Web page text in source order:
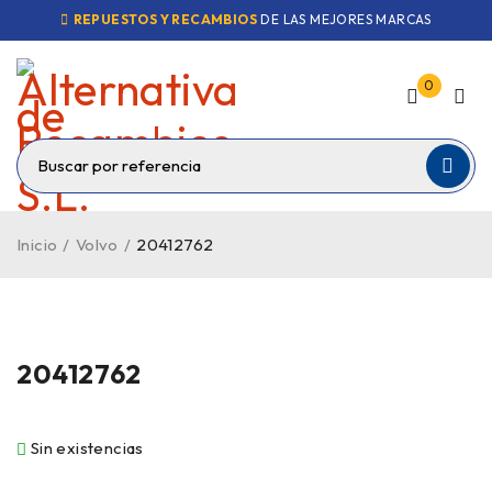
REPUESTOS Y RECAMBIOS DE LAS MEJORES MARCAS
0
Inicio / Volvo / 20412762
20412762
Sin existencias